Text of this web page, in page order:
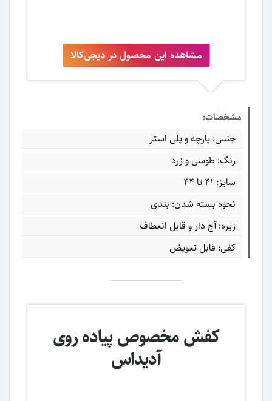
مشاهده این محصول در دیجی‌کالا
مشخصات:
جنس: پارچه و پلی استر
رنگ: طوسی و زرد
سایز: 41 تا 44
نحوه بسته شدن: بندی
زیره: آج دار و قابل انعطاف
کفی: قابل تعویض
کفش مخصوص پیاده روی
آدیداس